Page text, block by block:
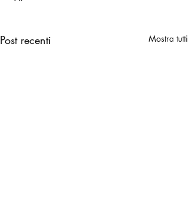
Post recenti Mostra tutti